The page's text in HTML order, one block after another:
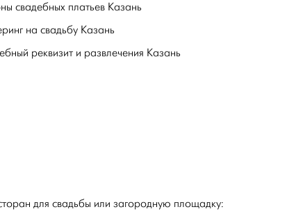
свадебных платьев Казань
на свадьбу Казань
реквизит и развлечения Казань
для свадьбы или загородную площадку: